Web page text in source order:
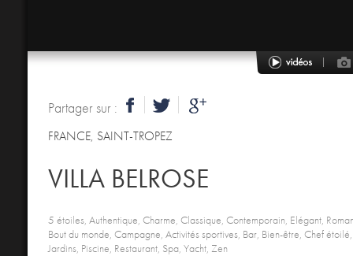
Partager sur :
FRANCE, SAINT-TROPEZ
VILLA BELROSE
5 étoiles, Authentique, Charme, Classique, Contemporain, Elégant,
Bout du monde, Campagne, Activités sportives, Bar, Bien-être, Chef
Jardins, Piscine, Restaurant, Spa, Yacht, Zen